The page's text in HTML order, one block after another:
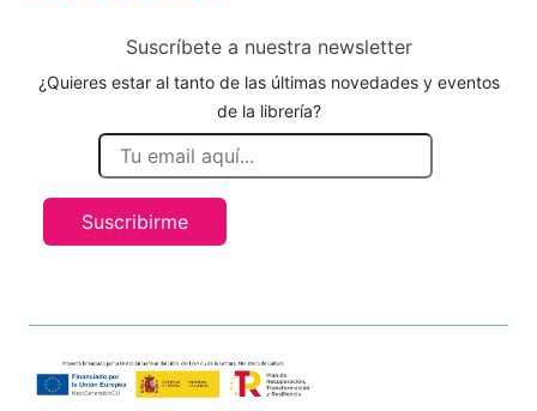
Suscríbete a nuestra newsletter
¿Quieres estar al tanto de las últimas novedades y eventos
de la librería?
Suscribirme